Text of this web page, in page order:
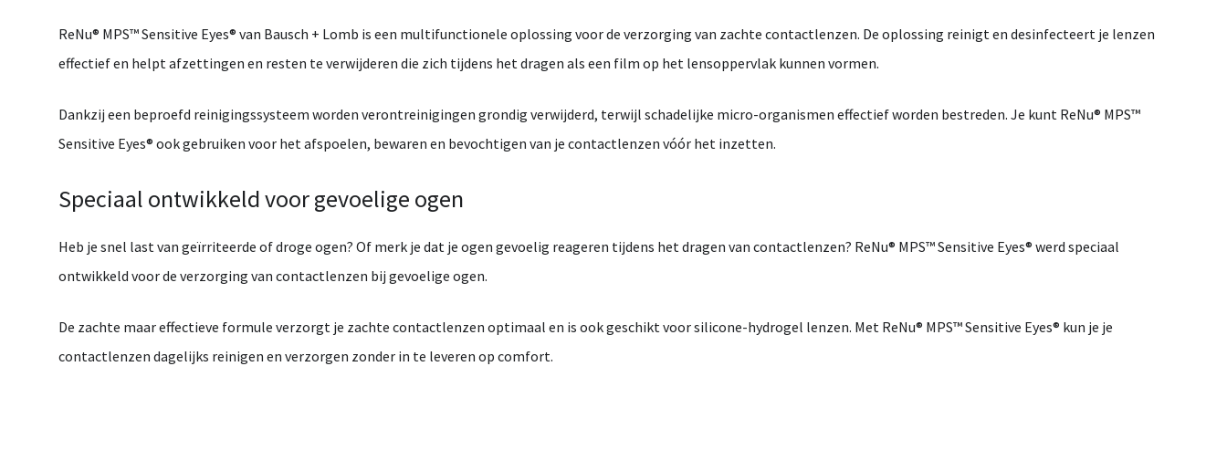
ReNu® MPS™Sensitive Eyes® van Bausch + Lomb is een multifunctionele oplossing voorde verzorging van zachte contactlenzen. De oplossing reinigten desinfecteert je lenzen
effectiefen helptafzettingen en resten te verwijderen die zich tijdens hetdragen als een film op het lensoppervlak kunnen vormen.
Dankzij een beproefd reinigingssysteem worden verontreinigingen grondig verwijderd, terwijl schadelijke micro-organismen effectiefworden bestreden. Je kunt ReNu® MPS™
Sensitive Eyes® ookgebruiken voor hetafspoelen, bewaren en bevochtigen van je contactlenzen vóór het inzetten.
Speciaal ontwikkeldvoorgevoelige ogen
Heb je snel lastvan geïrriteerde ofdroge ogen? Of merk je dat je ogen gevoelig reageren tijdens hetdragen van contactlenzen? ReNu® MPS™Sensitive Eyes® werd speciaal
ontwikkeld voorde verzorging van contactlenzen bij gevoelige ogen.
De zachte maareffectieve formule verzorgt je zachte contactlenzen optimaal en is ookgeschiktvoorsilicone-hydrogel lenzen. Met ReNu® MPS™Sensitive Eyes® kun je je
contactlenzen dagelijks reinigen en verzorgen zonder in te leveren op comfort.